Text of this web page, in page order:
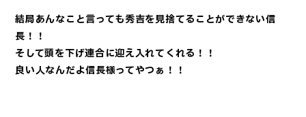
結局あんなこと言っても秀吉を見捨てることができない信
長！！
そして頭を下げ連合に迎え入れてくれる！！
良い人なんだよ信長様ってやつぁ！！